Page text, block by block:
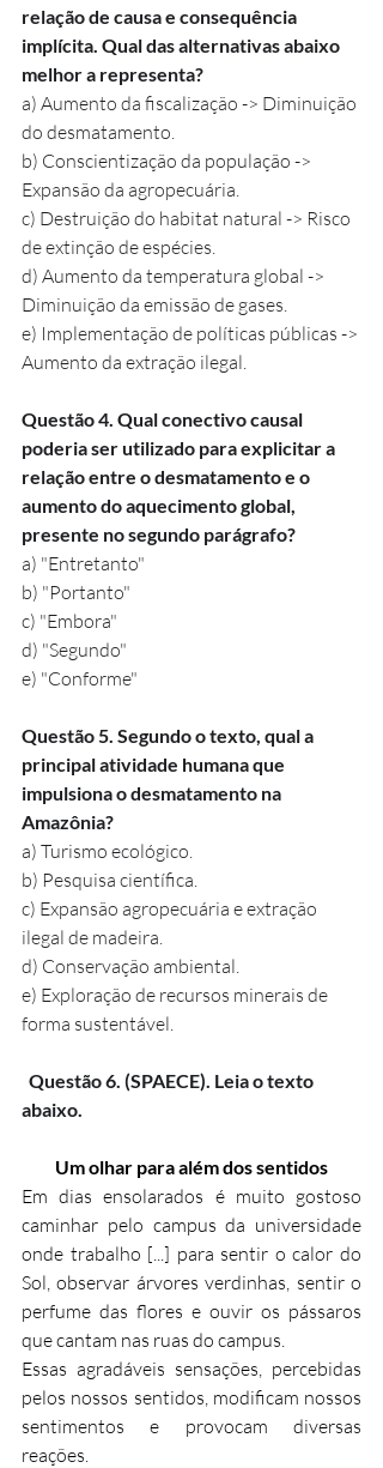
relação de causa e consequência
implícita. Qual das alternativas abaixo
melhor a representa?
a) Aumento da fiscalização -> Diminuição
do desmatamento.
b) Conscientização da população ->
Expansão da agropecuária.
c) Destruição do habitat natural -> Risco
de extinção de espécies.
d) Aumento da temperatura global ->
Diminuição da emissão de gases.
e) Implementação de políticas públicas ->
Aumento da extração ilegal.
Questão 4. Qual conectivo causal
poderia ser utilizado para explicitar a
relação entre o desmatamento e o
aumento do aquecimento global,
presente no segundo parágrafo?
a) "Entretanto"
b) "Portanto"
c) "Embora"
d) "Segundo"
e) "Conforme"
Questão 5. Segundo o texto, qual a
principal atividade humana que
impulsiona o desmatamento na
Amazônia?
a) Turismo ecológico.
b) Pesquisa científica.
c) Expansão agropecuária e extração
ilegal de madeira.
d) Conservação ambiental.
e) Exploração de recursos minerais de
forma sustentável.
Questão 6. (SPAECE). Leia o texto
abaixo.
Um olhar para além dos sentidos
Em dias ensolarados é muito gostoso
caminhar pelo campus da universidade
onde trabalho [...] para sentir o calor do
Sol, observar árvores verdinhas, sentir o
perfume das flores e ouvir os pássaros
que cantam nas ruas do campus.
Essas agradáveis sensações, percebidas
pelos nossos sentidos, modificam nossos
sentimentos e provocam diversas
reações.